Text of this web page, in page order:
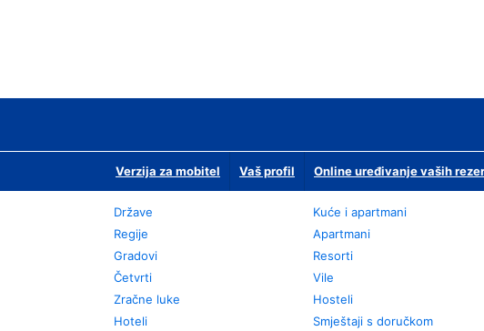
Verzija za mobitel Vaš profil Online uređivanje vaših
Države
Regije
Gradovi
Četvrti
Zračne luke
Hoteli
Kuće i apartmani
Apartmani
Resorti
Vile
Hosteli
Smještaji s doručkom